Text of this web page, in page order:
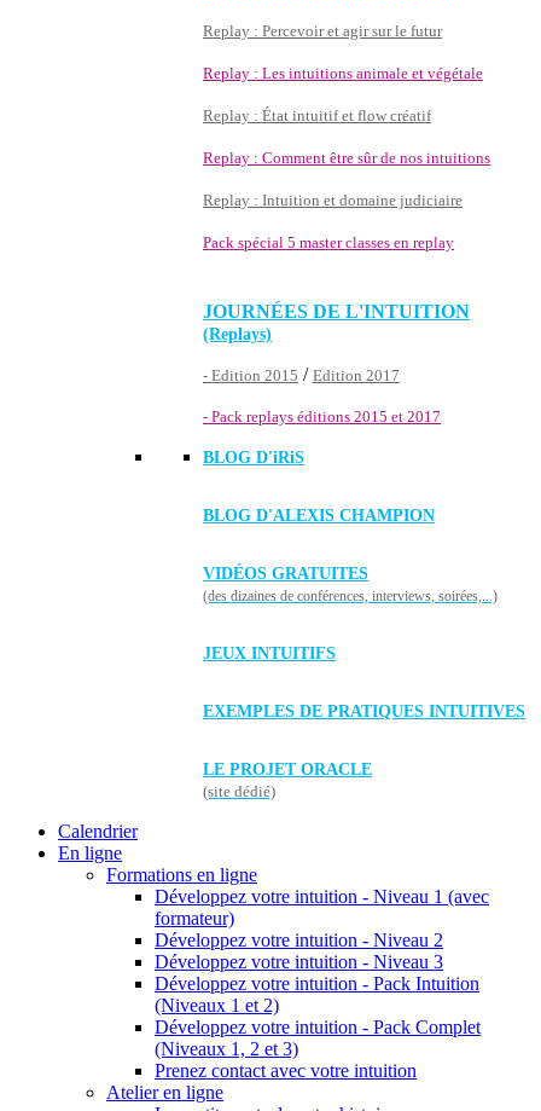
Replay : Percevoir et agir sur le futur
Replay : Les intuitions animale et végétale
Replay : État intuitif et flow créatif
Replay : Comment être sûr de nos intuitions
Replay : Intuition et domaine judiciaire
Pack spécial 5 master classes en replay
JOURNÉES DE L'INTUITION
(Replays)
- Edition 2015 / Edition 2017
- Pack replays éditions 2015 et 2017
BLOG D'iRiS
BLOG D'ALEXIS CHAMPION
VIDÉOS GRATUITES
(des dizaines de conférences, interviews, soirées,...)
JEUX INTUITIFS
EXEMPLES DE PRATIQUES INTUITIVES
LE PROJET ORACLE
(site dédié)
Calendrier
En ligne
Formations en ligne
Développez votre intuition - Niveau 1 (avec
formateur)
Développez votre intuition - Niveau 2
Développez votre intuition - Niveau 3
Développez votre intuition - Pack Intuition
(Niveaux 1 et 2)
Développez votre intuition - Pack Complet
(Niveaux 1, 2 et 3)
Prenez contact avec votre intuition
Atelier en ligne